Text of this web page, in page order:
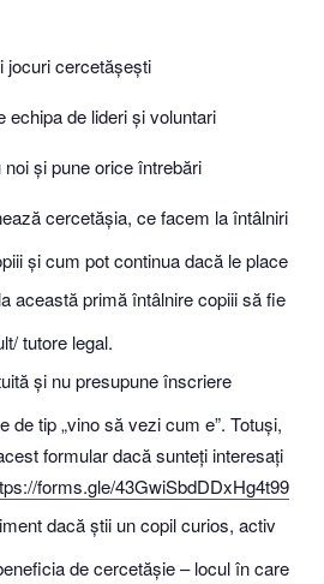
jocuri cercetășești
echipa de lideri și voluntari
și pune orice întrebări
cercetășia, ce facem la întâlniri
și cum pot continua dacă le place
această primă întâlnire copiii să fie
tutore legal.
și nu presupune înscriere
de tip „vino să vezi cum e”. Totuși,
formular dacă sunteți interesați
forms.gle/43GwiSbdDDxHg4t99
dacă știi un copil curios, activ
de cercetășie – locul în care